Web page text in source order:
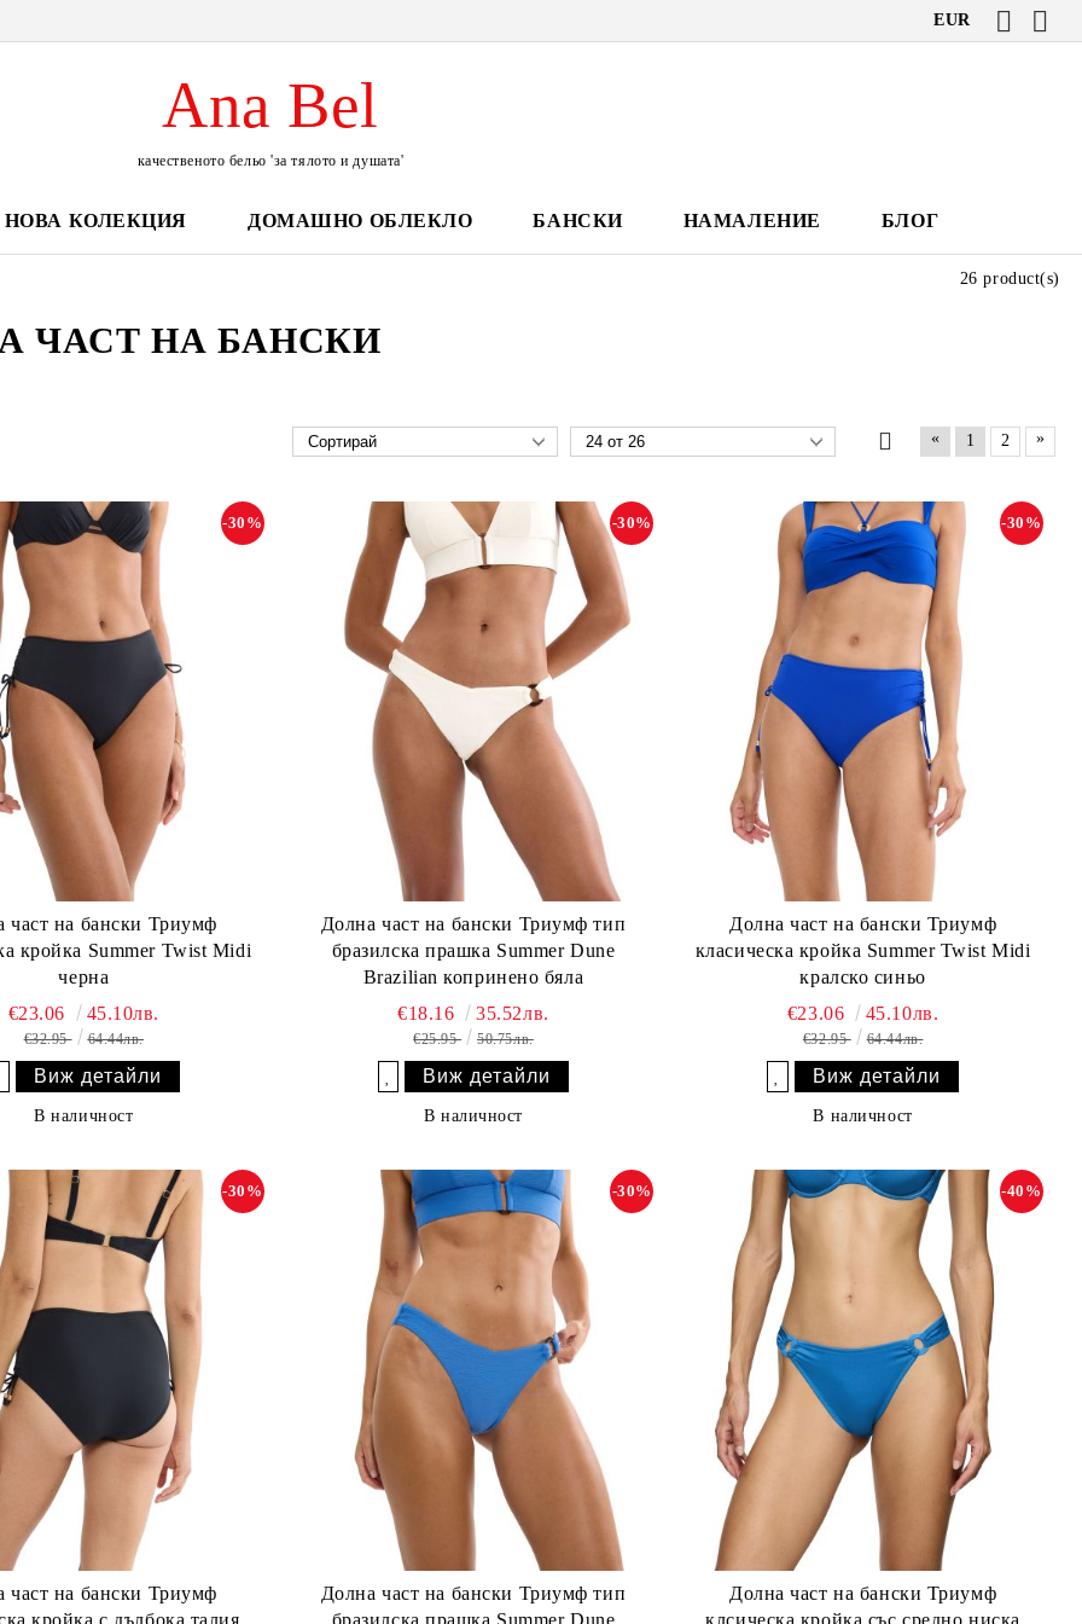
EUR
Ana Bel
качественото бельо 'за тялото и душата'
НОВА КОЛЕКЦИЯ ДОМАШНО ОБЛЕКЛО БАНСКИ НАМАЛЕНИЕ БЛОГ
ЧАСТ НА БАНСКИ
26 product(s)
« 1 2 »
част на бански Триумф
кройка Summer Twist Midi
черна
-30%
€23.06 45.10лв.
€32.95 64.44лв.
Виж детайли
В наличност
Долна част на бански Триумф тип
бразилска прашка Summer Dune
Brazilian копринено бяла
-30%
€18.16 35.52лв.
€25.95 50.75лв.
Виж детайли
В наличност
Долна част на бански Триумф
класическа кройка Summer Twist Midi
кралско синьо
-30%
€23.06 45.10лв.
€32.95 64.44лв.
Виж детайли
В наличност
част на бански Триумф
кройка с дълбока талия
-30%
Долна част на бански Триумф тип
бразилска прашка Summer Dune
-30%
Долна част на бански Триумф
клсическа кройка със средно ниска
-40%